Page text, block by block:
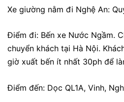
Xe giường nằm đi Nghệ An:
Điểm đi: Bến xe Nước Ngầm.
chuyển khách tại Hà Nội.
giờ xuất bến ít nhất 30ph để
Điểm đến: Dọc QL1A, Vinh,